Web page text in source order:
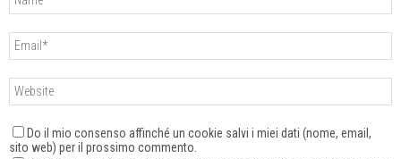
Do il mio consenso affinché un cookie salvi i miei dati (nome, email,
sito web) per il prossimo commento.